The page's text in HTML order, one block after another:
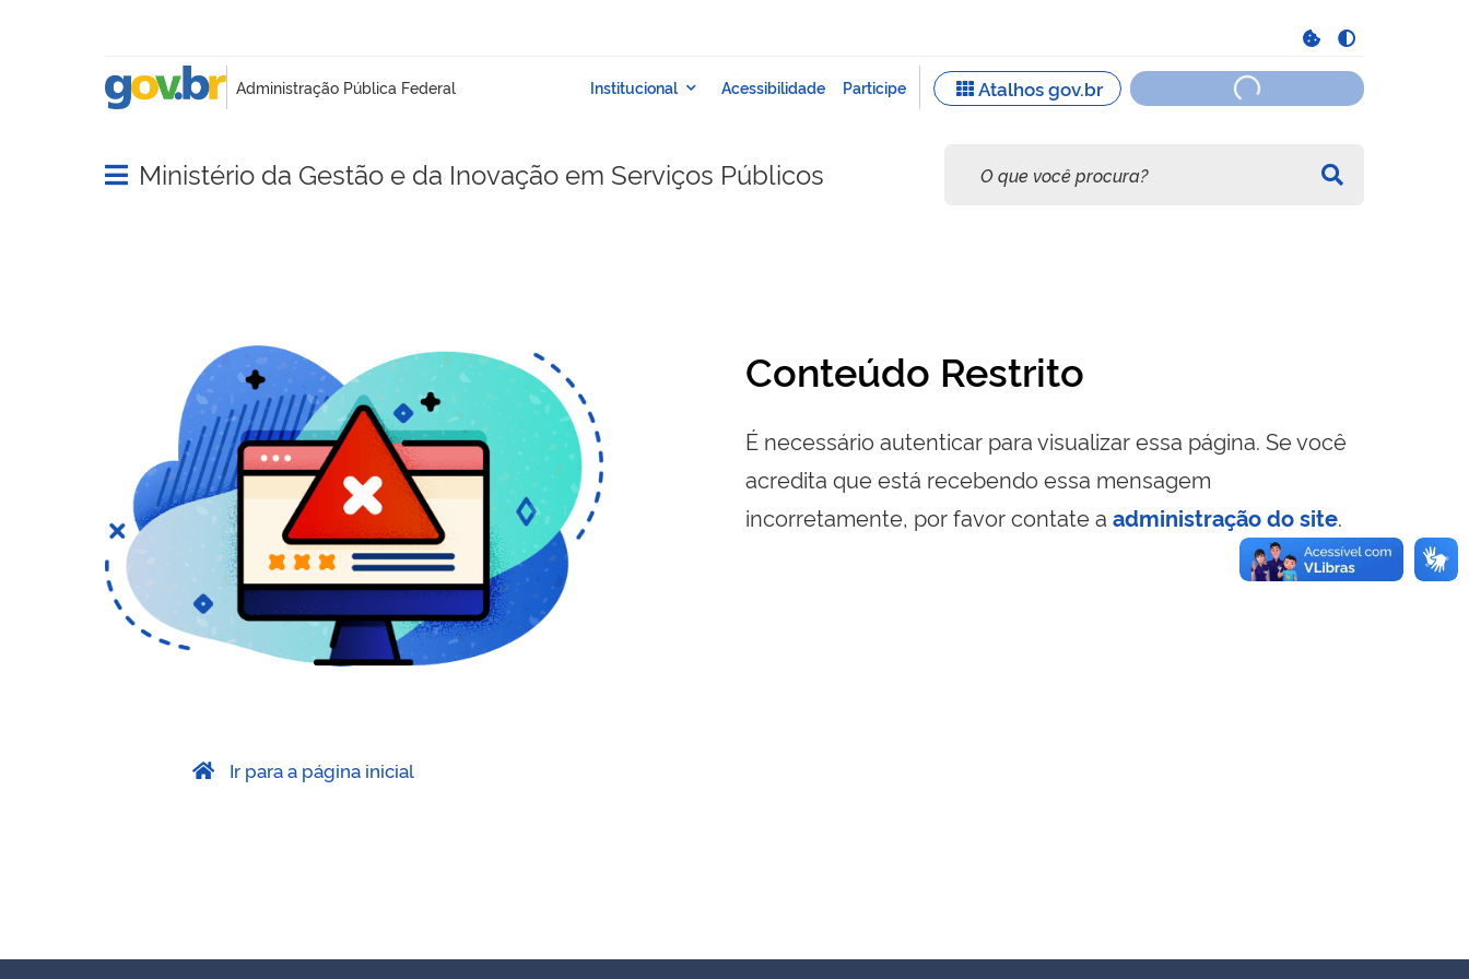
Abrir menu principal de navegação
Ministério da Gestão e da Inovação em Serviços Públicos
Conteúdo Restrito
É necessário autenticar para visualizar essa página. Se você
acredita que está recebendo essa mensagem
incorretamente, por favor contate a administração do site.
Ir para a página inicial